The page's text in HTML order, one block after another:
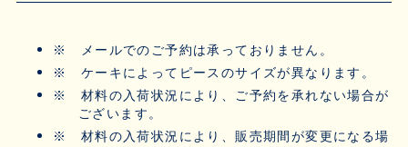
※ メールでのご予約は承っておりません。
※ ケーキによってピースのサイズが異なります。
※ 材料の入荷状況により、ご予約を承れない場合が
ございます。
※ 材料の入荷状況により、販売期間が変更になる場